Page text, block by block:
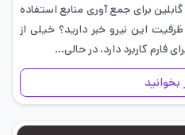
برای جمع آوری منابع استفاده
ظرفیت این نیرو خبر دارید؟ خیلی از
فارم کاربرد دارد، در حالی…